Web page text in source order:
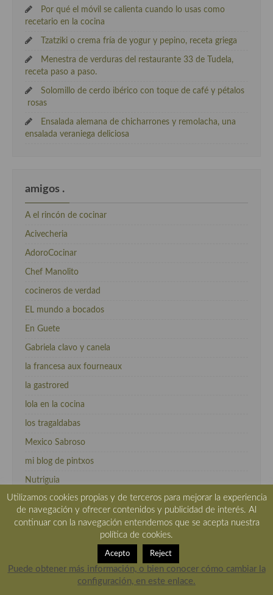
Por qué el móvil se calienta cuando lo usas como
recetario en la cocina
Tzatziki o crema fría de yogur y pepino, receta griega
Menestra de verduras del restaurante 33 de Tudela,
receta paso a paso.
Solomillo de cerdo ibérico con toque de café y pétalos
rosas
Ensalada alemana de chicharrones y remolacha, una
ensalada veraniega deliciosa
amigos .
A el rincón de cocinar
Acivecheria
AdoroCocinar
Chef Manolito
cocineros de verdad
EL mundo a bocados
En Guete
Gabriela clavo y canela
la francesa aux fourneaux
la gastrored
lola en la cocina
los tragaldabas
Mexico Sabroso
mi blog de pintxos
Nutriguia
recetas canarias
recetas de rechupete
Recetas Italianas en Español
recetasycosascanarias
Sueño con ser cocinera
Utilizamos cookies propias y de terceros para mejorar la experiencia
de navegación y ofrecer contenidos y publicidad de interés. Al
continuar con la navegación entendemos que se acepta nuestra
política de cookies.
Acepto Reject
Puede obtener más información, o bien conocer cómo cambiar la
configuración, en este enlace.